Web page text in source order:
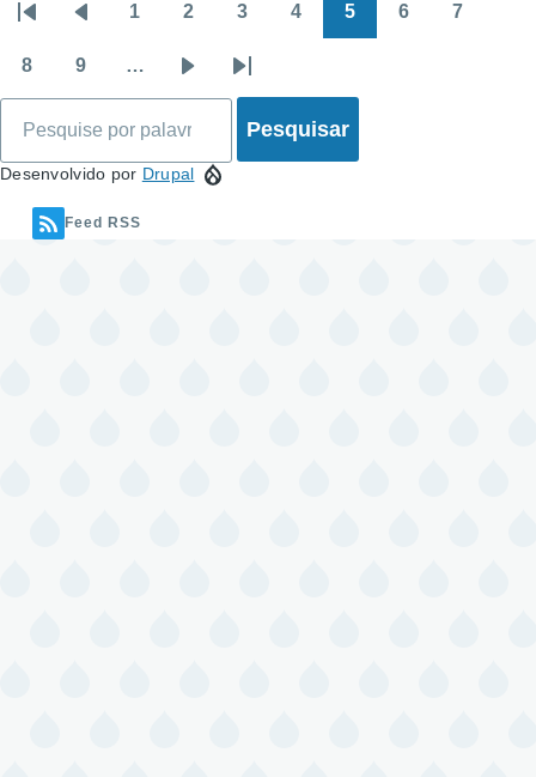
Paginação
Primeira
página
Página
anterior
1 2 3 4 5 6 7
8 9 …
PróximaÚltima
Desenvolvido por Drupal
Feed RSS